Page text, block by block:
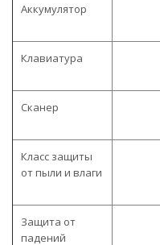
Аккумулятор
Клавиатура
Сканер
Класс защиты
от пыли и влаги
Защита от
падений